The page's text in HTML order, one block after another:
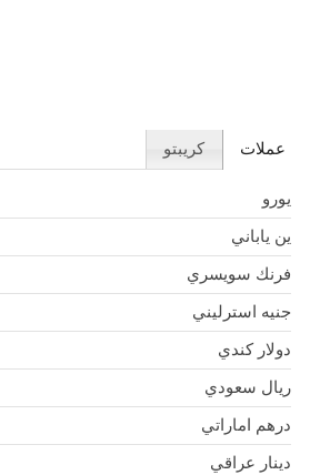
عملات كريبتو
يورو
ين ياباني
فرنك سويسري
جنيه استرليني
دولار كندي
ريال سعودي
درهم اماراتي
دينار عراقي